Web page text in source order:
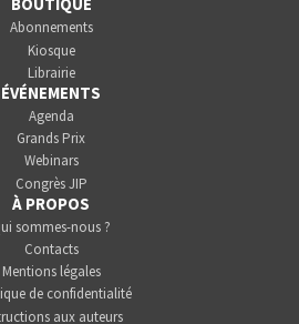
Abonnements
Kiosque
Librairie
ÉVÉNEMENTS
Agenda
Grands Prix
Webinars
Congrès JIP
À PROPOS
sommes-nous ?
Contacts
Mentions légales
de confidentialité
aux auteurs